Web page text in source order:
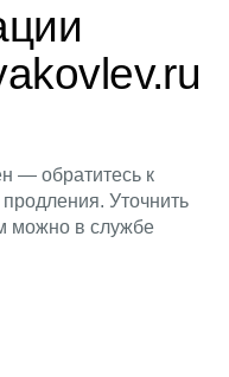
— обратитесь к
Уточнить
можно в службе